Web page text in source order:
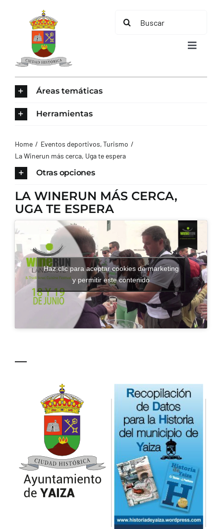
contenido
Buscar:
Toggle
AYUNTAMIENTO
TURISMO
CONTACTO
Áreas temáticas
Herramientas
Home Eventos deportivos Turismo
La Winerun más cerca, Uga te espera
Otras opciones
LA WINERUN MÁS CERCA,
UGA TE ESPERA
Haz clic para aceptar cookies de marketing
y permitir este contenido
—